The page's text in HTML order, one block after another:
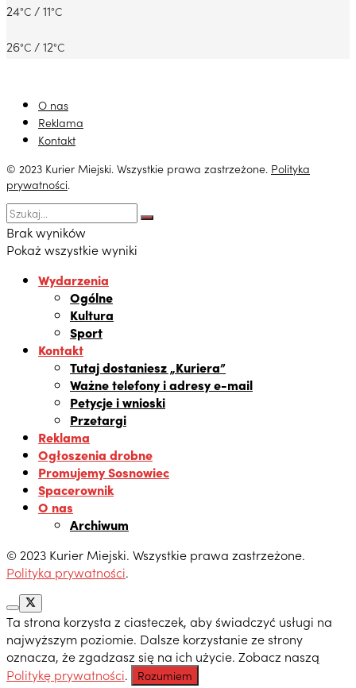
24°C / 11°C
26°C / 12°C
O nas
Reklama
Kontakt
© 2023 Kurier Miejski. Wszystkie prawa zastrzeżone. Polityka
prywatności.
Brak wyników
Pokaż wszystkie wyniki
Wydarzenia
Ogólne
Kultura
Sport
Kontakt
Tutaj dostaniesz „Kuriera”
Ważne telefony i adresy e-mail
Petycje i wnioski
Przetargi
Reklama
Ogłoszenia drobne
Promujemy Sosnowiec
Spacerownik
O nas
Archiwum
© 2023 Kurier Miejski. Wszystkie prawa zastrzeżone.
Polityka prywatności.
Ta strona korzysta z ciasteczek, aby świadczyć usługi na
najwyższym poziomie. Dalsze korzystanie ze strony
oznacza, że zgadzasz się na ich użycie. Zobacz naszą
Politykę prywatności. Rozumiem